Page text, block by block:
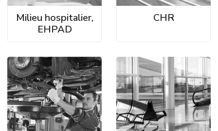
Milieu hospitalier,
EHPAD
CHR